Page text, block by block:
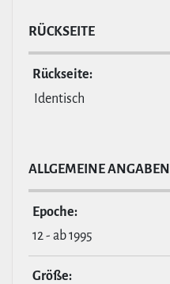
RÜCKSEITE
Rückseite:
Identisch
ALL­GE­MEINE ANGABEN
Epoche:
12 - ab 1995
Größe: